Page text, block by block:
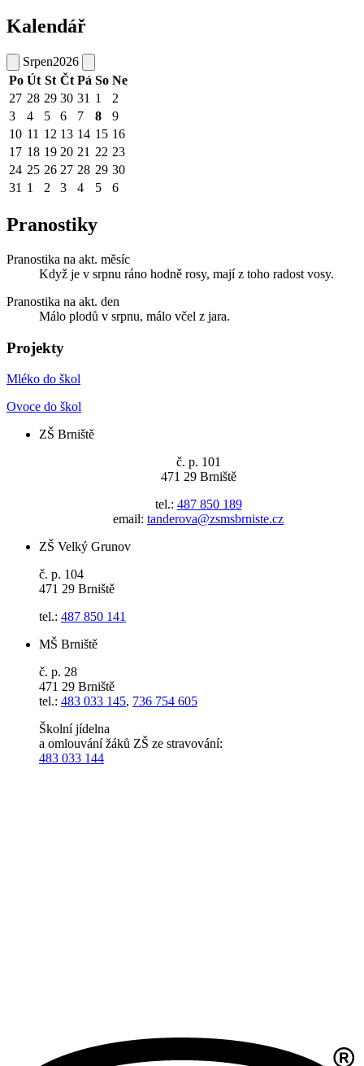
Kalendář
Srpen2026
Po Út St Čt Pá So Ne
27 28 29 30 31 1
2
3
4 5 6 7 8
9
10 11 12 13 14 15 16
17 18 19 20 21 22 23
24 25 26 27 28 29 30
31 1 2 3 4 5 6
Pranostiky
Pranostika na akt. měsíc
Když je v srpnu ráno hodně rosy, mají z toho radost vosy.
Pranostika na akt. den
Málo plodů v srpnu, málo včel z jara.
Projekty
Mléko do škol
Ovoce do škol
ZŠ Brniště
č. p. 101
471 29 Brniště
tel.: 487 850 189
email: tanderova@zsmsbrniste.cz
ZŠ Velký Grunov
č. p. 104
471 29 Brniště
tel.: 487 850 141
MŠ Brniště
č. p. 28
471 29 Brniště
tel.: 483 033 145, 736 754 605
Školní jídelna
a omlouvání žáků ZŠ ze stravování:
483 033 144